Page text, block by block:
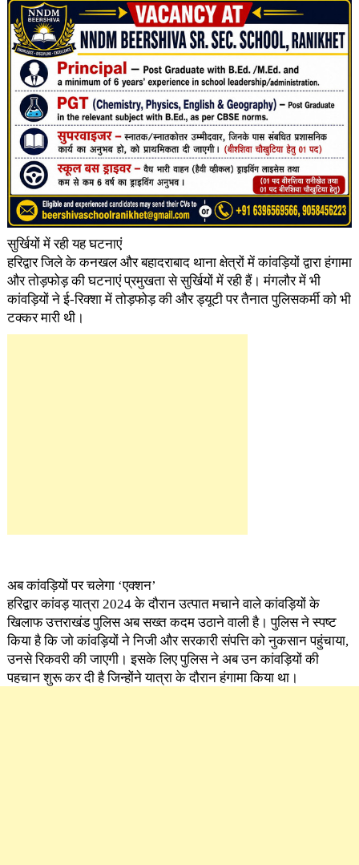
सुर्खियों में रही यह घटनाएं
हरिद्वार जिले के कनखल और बहादराबाद थाना क्षेत्रों में कांवड़ियों द्वारा हंगामा
और तोड़फोड़ की घटनाएं प्रमुखता से सुर्खियों में रही हैं। मंगलौर में भी
कांवड़ियों ने ई-रिक्शा में तोड़फोड़ की और ड्यूटी पर तैनात पुलिसकर्मी को भी
टक्कर मारी थी।
अब कांवड़ियों पर चलेगा ‘एक्शन’
हरिद्वार कांवड़ यात्रा 2024 के दौरान उत्पात मचाने वाले कांवड़ियों के
खिलाफ उत्तराखंड पुलिस अब सख्त कदम उठाने वाली है। पुलिस ने स्पष्ट
किया है कि जो कांवड़ियों ने निजी और सरकारी संपत्ति को नुकसान पहुंचाया,
उनसे रिकवरी की जाएगी। इसके लिए पुलिस ने अब उन कांवड़ियों की
पहचान शुरू कर दी है जिन्होंने यात्रा के दौरान हंगामा किया था।